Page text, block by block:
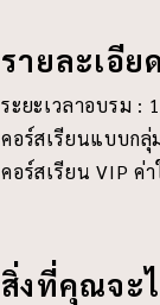
รายละเอีย
ระยะเวลาอบรม :
คอร์สเรียนแบบกลุ่
คอร์สเรียน VIP ค่า
สิ่งที่คุณจะ